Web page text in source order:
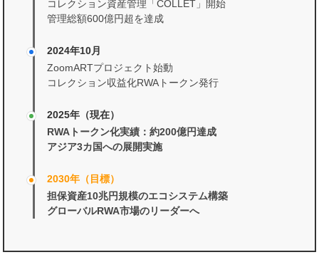
コレクション資産管理「COLLET」開始
管理総額600億円超を達成
2024年10月
ZoomARTプロジェクト始動
コレクション収益化RWAトークン発行
2025年（現在）
RWAトークン化実績：約200億円達成
アジア3カ国への展開実施
2030年（目標）
担保資産10兆円規模のエコシステム構築
グローバルRWA市場のリーダーへ